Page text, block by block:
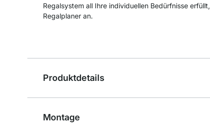
Regalsystem all Ihre individuellen Bedürfnisse
Regalplaner an.
Produktdetails
Montage